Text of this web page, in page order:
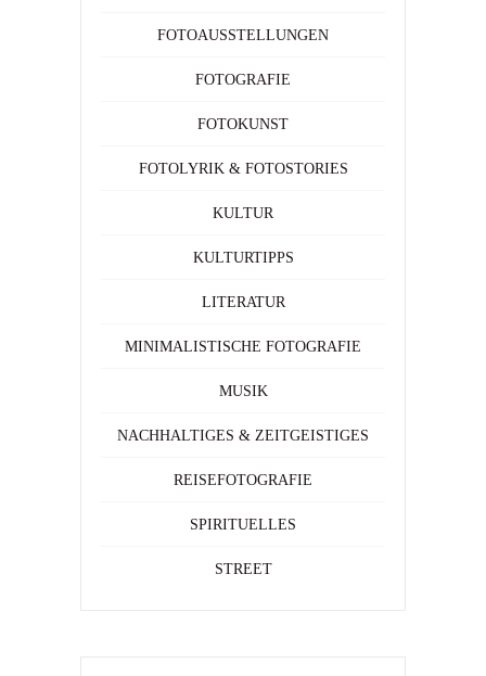
FOTOAUSSTELLUNGEN
FOTOGRAFIE
FOTOKUNST
FOTOLYRIK & FOTOSTORIES
KULTUR
KULTURTIPPS
LITERATUR
MINIMALISTISCHE FOTOGRAFIE
MUSIK
NACHHALTIGES & ZEITGEISTIGES
REISEFOTOGRAFIE
SPIRITUELLES
STREET